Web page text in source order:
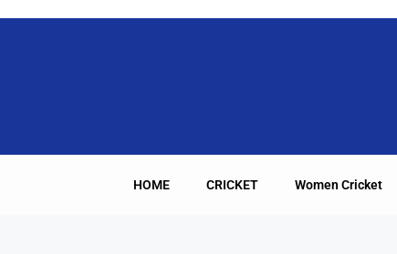
HOME CRICKET Women Cricket